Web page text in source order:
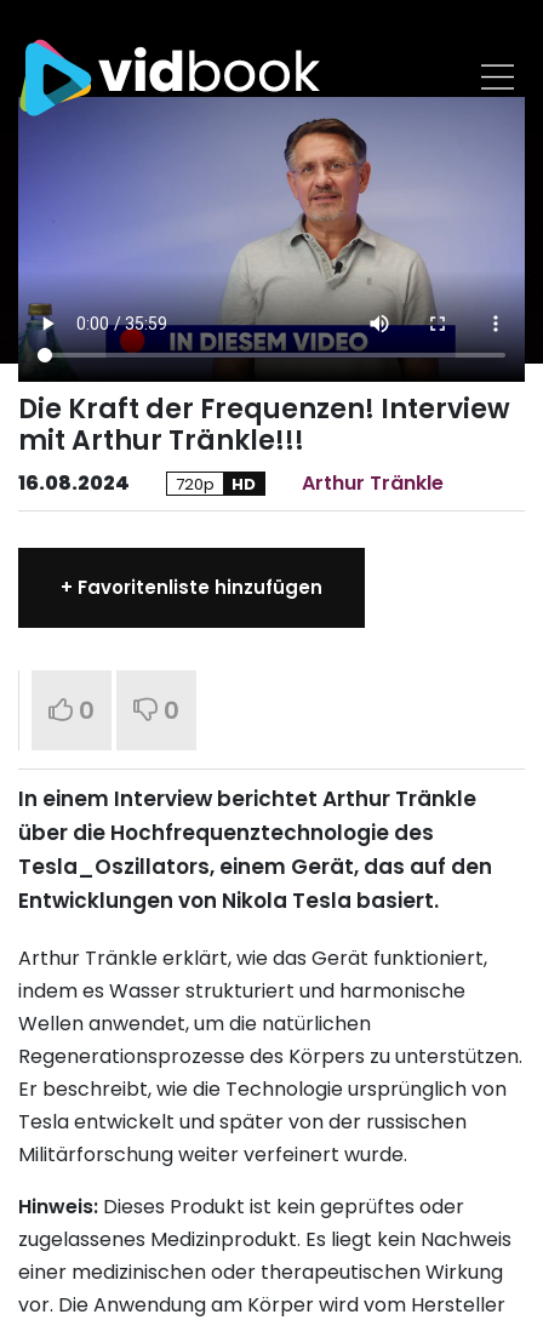
Die Kraft der Frequenzen! Interview
mit Arthur Tränkle!!!
16.08.2024 720p HD Arthur Tränkle
+ Favoritenliste hinzufügen
0 0
In einem Interview berichtet Arthur Tränkle
über die Hochfrequenztechnologie des
Tesla_Oszillators, einem Gerät, das auf den
Entwicklungen von Nikola Tesla basiert.
Arthur Tränkle erklärt, wie das Gerät funktioniert,
indem es Wasser strukturiert und harmonische
Wellen anwendet, um die natürlichen
Regenerationsprozesse des Körpers zu unterstützen.
Er beschreibt, wie die Technologie ursprünglich von
Tesla entwickelt und später von der russischen
Militärforschung weiter verfeinert wurde.
Hinweis: Dieses Produkt ist kein geprüftes oder
zugelassenes Medizinprodukt. Es liegt kein Nachweis
einer medizinischen oder therapeutischen Wirkung
vor. Die Anwendung am Körper wird vom Hersteller